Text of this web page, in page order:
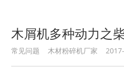
木屑机多种动力之
常见问题 木材粉碎机厂家
秸秆青贮粉碎机